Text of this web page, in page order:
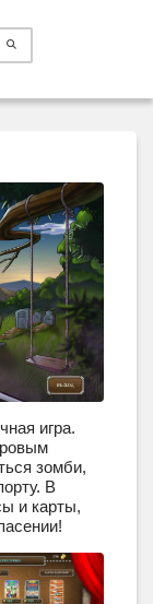
игра.
зомби,
В
и карты,